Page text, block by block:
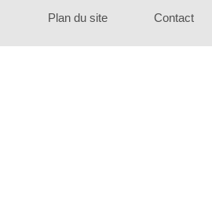
Plan du site Contact